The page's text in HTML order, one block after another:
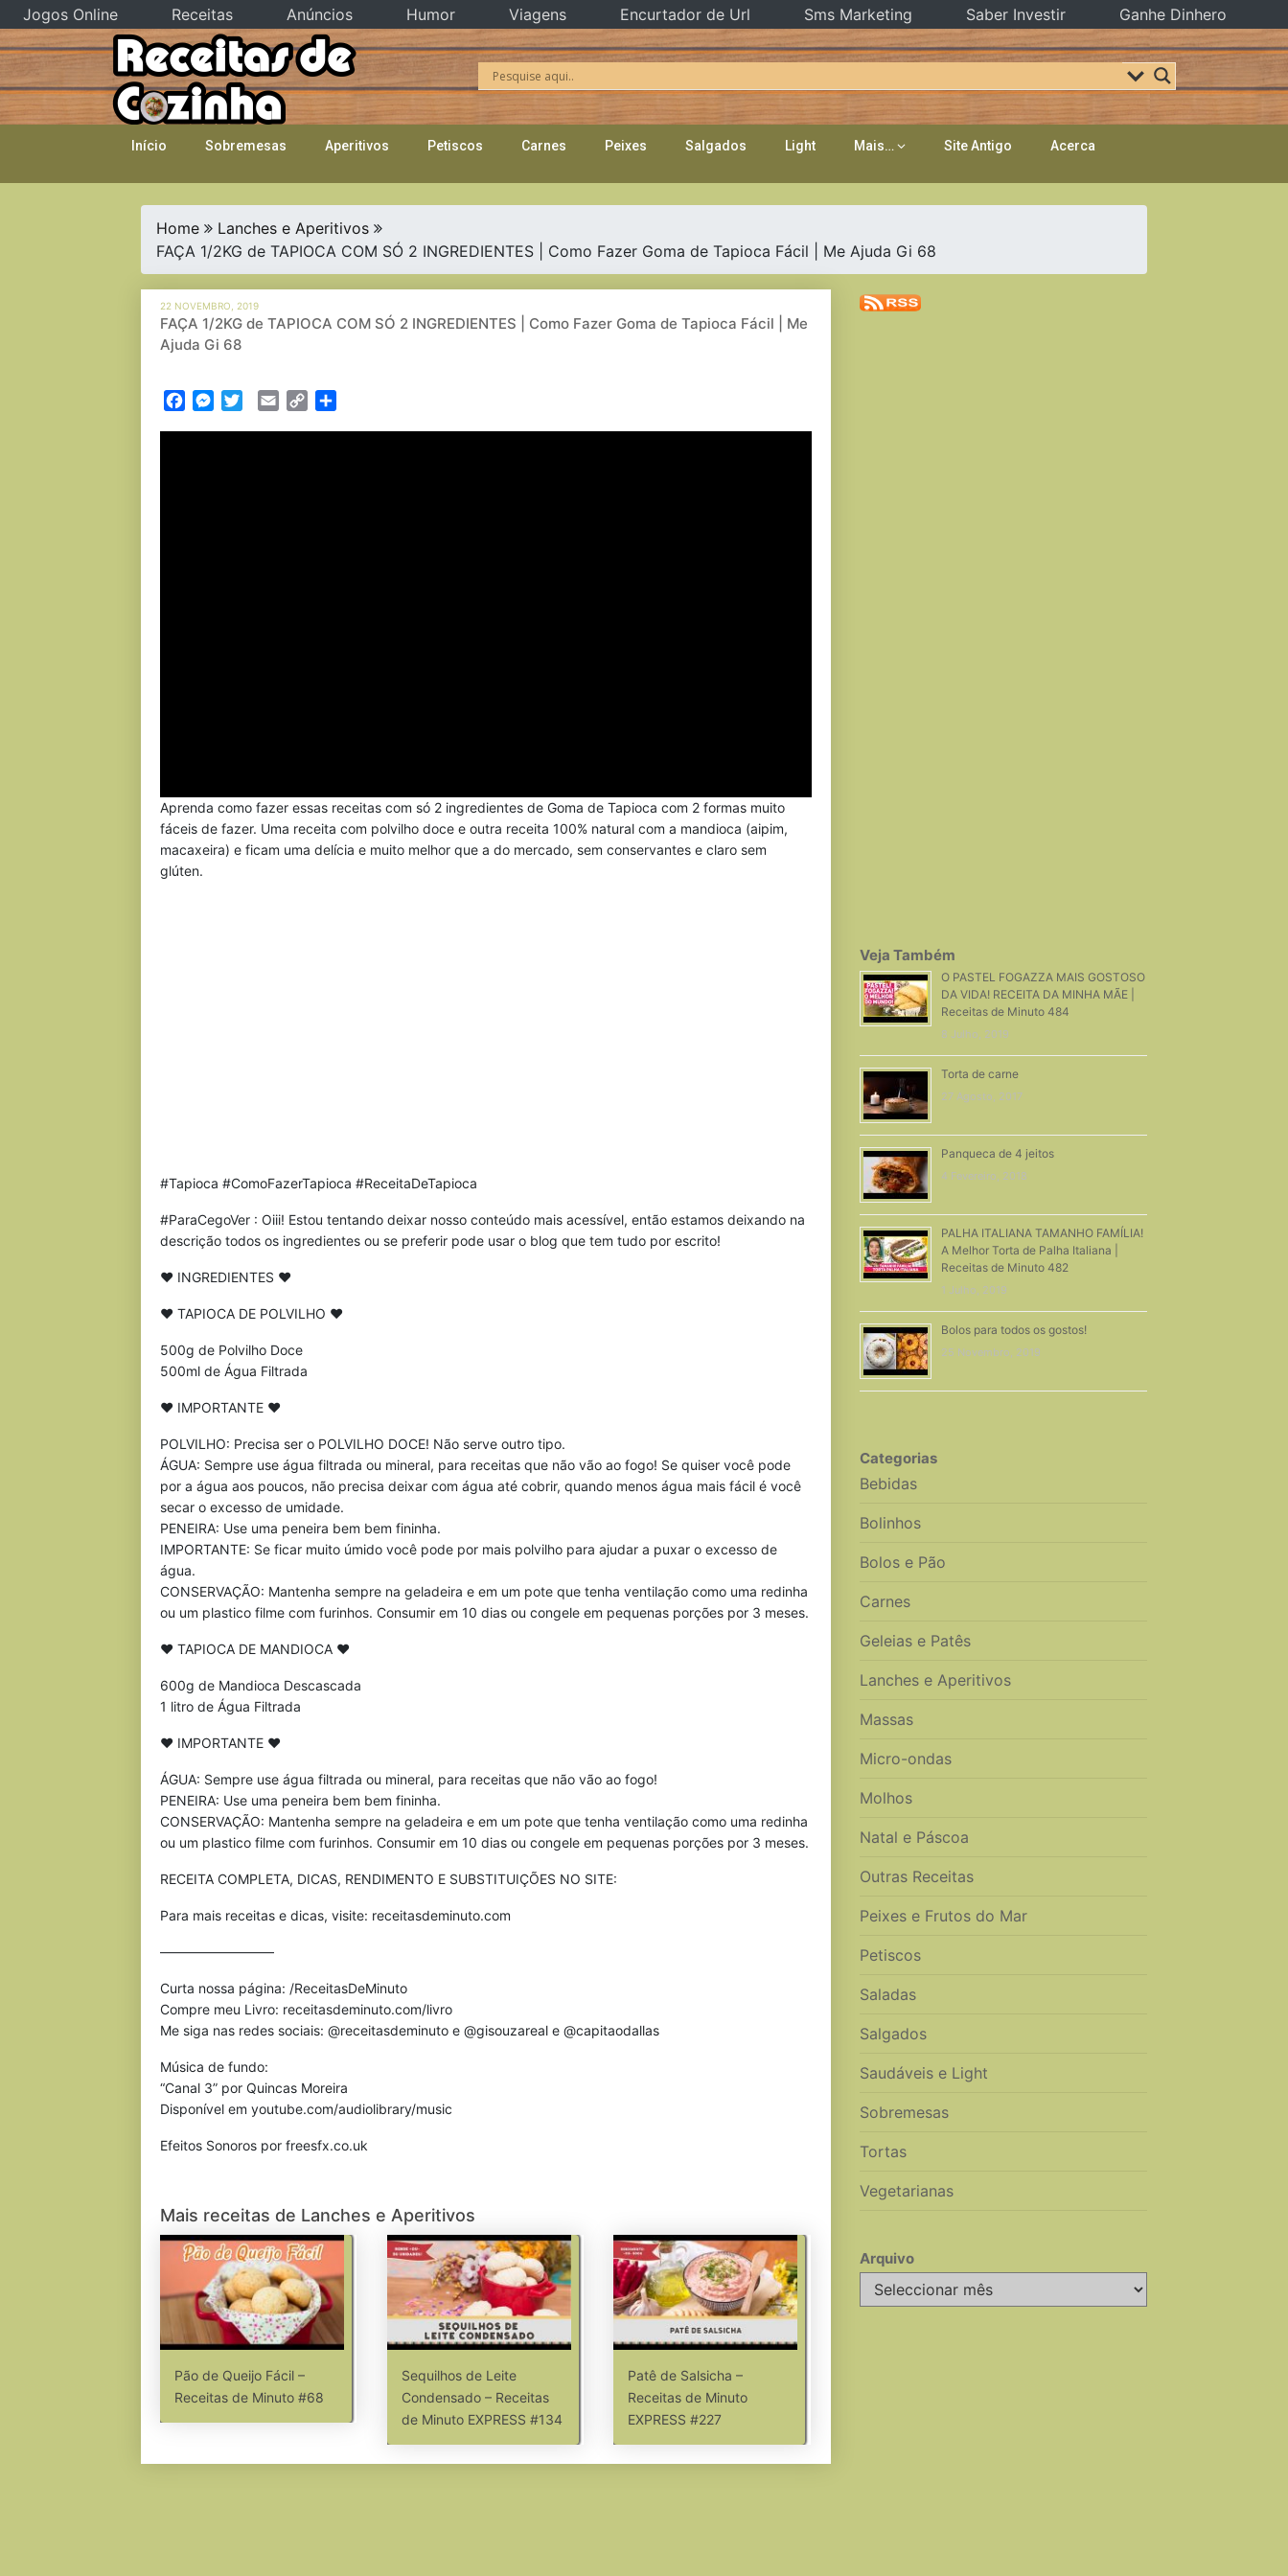
Skip
to
content
Início Sobremesas Aperitivos Petiscos Carnes Peixes Salgados Light Mais… Site Antigo Acerca
Home
Lanches e Aperitivos
FAÇA 1/2KG de TAPIOCA COM SÓ 2 INGREDIENTES | Como Fazer Goma de Tapioca Fácil | Me Ajuda Gi 68
22 NOVEMBRO, 2019
FAÇA 1/2KG de TAPIOCA COM SÓ 2 INGREDIENTES | Como Fazer Goma de Tapioca Fácil | Me
Ajuda Gi 68
FacebookMessenger
TwitterEmail Copy
Aprenda como fazer essas receitas com só 2 ingredientes de Goma de Tapioca com 2 formas muito
fáceis de fazer. Uma receita com polvilho doce e outra receita 100% natural com a mandioca (aipim,
macaxeira) e ficam uma delícia e muito melhor que a do mercado, sem conservantes e claro sem
glúten.
#Tapioca #ComoFazerTapioca #ReceitaDeTapioca
#ParaCegoVer : Oiii! Estou tentando deixar nosso conteúdo mais acessível, então estamos deixando na
descrição todos os ingredientes ou se preferir pode usar o blog que tem tudo por escrito!
♥ INGREDIENTES ♥
♥ TAPIOCA DE POLVILHO ♥
500g de Polvilho Doce
500ml de Água Filtrada
♥ IMPORTANTE ♥
POLVILHO: Precisa ser o POLVILHO DOCE! Não serve outro tipo.
ÁGUA: Sempre use água filtrada ou mineral, para receitas que não vão ao fogo! Se quiser você pode
por a água aos poucos, não precisa deixar com água até cobrir, quando menos água mais fácil é você
secar o excesso de umidade.
PENEIRA: Use uma peneira bem bem fininha.
IMPORTANTE: Se ficar muito úmido você pode por mais polvilho para ajudar a puxar o excesso de
água.
CONSERVAÇÃO: Mantenha sempre na geladeira e em um pote que tenha ventilação como uma redinha
ou um plastico filme com furinhos. Consumir em 10 dias ou congele em pequenas porções por 3 meses.
♥ TAPIOCA DE MANDIOCA ♥
600g de Mandioca Descascada
1 litro de Água Filtrada
♥ IMPORTANTE ♥
ÁGUA: Sempre use água filtrada ou mineral, para receitas que não vão ao fogo!
PENEIRA: Use uma peneira bem bem fininha.
CONSERVAÇÃO: Mantenha sempre na geladeira e em um pote que tenha ventilação como uma redinha
ou um plastico filme com furinhos. Consumir em 10 dias ou congele em pequenas porções por 3 meses.
RECEITA COMPLETA, DICAS, RENDIMENTO E SUBSTITUIÇÕES NO SITE:
Para mais receitas e dicas, visite: receitasdeminuto.com
————————–
Curta nossa página: /ReceitasDeMinuto
Compre meu Livro: receitasdeminuto.com/livro
Me siga nas redes sociais: @receitasdeminuto e @gisouzareal e @capitaodallas
Música de fundo:
“Canal 3” por Quincas Moreira
Disponível em youtube.com/audiolibrary/music
Efeitos Sonoros por freesfx.co.uk
Mais receitas de Lanches e Aperitivos
Pão de Queijo Fácil –
Receitas de Minuto #68
Sequilhos de Leite
Condensado – Receitas
de Minuto EXPRESS #134
Patê de Salsicha –
Receitas de Minuto
EXPRESS #227
Veja Também
O PASTEL FOGAZZA MAIS GOSTOSO
DA VIDA! RECEITA DA MINHA MÃE |
Receitas de Minuto 484
8 Julho, 2019
Torta de carne
27 Agosto, 2017
Panqueca de 4 jeitos
4 Fevereiro, 2018
PALHA ITALIANA TAMANHO FAMÍLIA!
A Melhor Torta de Palha Italiana |
Receitas de Minuto 482
1 Julho, 2019
Bolos para todos os gostos!
25 Novembro, 2019
Categorias
Bebidas
Bolinhos
Bolos e Pão
Carnes
Geleias e Patês
Lanches e Aperitivos
Massas
Micro-ondas
Molhos
Natal e Páscoa
Outras Receitas
Peixes e Frutos do Mar
Petiscos
Saladas
Salgados
Saudáveis e Light
Sobremesas
Tortas
Vegetarianas
Arquivo
Arquivo
Jogos Online Receitas Anúncios Humor Viagens Encurtador de Url Sms Marketing Saber Investir Ganhe Dinhero